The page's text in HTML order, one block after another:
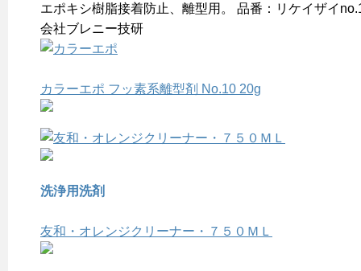
エポキシ樹脂接着防止、離型用。 品番：リケイザイ
会社ブレニー技研
カラーエポ フッ素系離型剤 No.10 20g
洗浄用洗剤
友和・オレンジクリーナー・７５０ＭＬ